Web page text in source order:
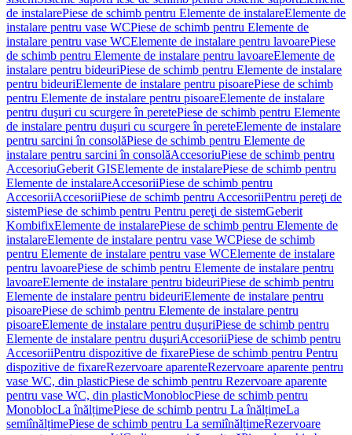
de instalarePiese de schimb pentru Elemente de instalareElemente de
instalare pentru vase WCPiese de schimb pentru Elemente de
instalare pentru vase WCElemente de instalare pentru lavoarePiese
de schimb pentru Elemente de instalare pentru lavoareElemente de
instalare pentru bideuriPiese de schimb pentru Elemente de instalare
pentru bideuriElemente de instalare pentru pisoarePiese de schimb
pentru Elemente de instalare pentru pisoareElemente de instalare
pentru duşuri cu scurgere în peretePiese de schimb pentru Elemente
de instalare pentru duşuri cu scurgere în pereteElemente de instalare
pentru sarcini în consolăPiese de schimb pentru Elemente de
instalare pentru sarcini în consolăAccesoriuPiese de schimb pentru
AccesoriuGeberit GISElemente de instalarePiese de schimb pentru
Elemente de instalareAccesoriiPiese de schimb pentru
AccesoriiAccesoriiPiese de schimb pentru AccesoriiPentru pereţi de
sistemPiese de schimb pentru Pentru pereţi de sistemGeberit
KombifixElemente de instalarePiese de schimb pentru Elemente de
instalareElemente de instalare pentru vase WCPiese de schimb
pentru Elemente de instalare pentru vase WCElemente de instalare
pentru lavoarePiese de schimb pentru Elemente de instalare pentru
lavoareElemente de instalare pentru bideuriPiese de schimb pentru
Elemente de instalare pentru bideuriElemente de instalare pentru
pisoarePiese de schimb pentru Elemente de instalare pentru
pisoareElemente de instalare pentru duşuriPiese de schimb pentru
Elemente de instalare pentru duşuriAccesoriiPiese de schimb pentru
AccesoriiPentru dispozitive de fixarePiese de schimb pentru Pentru
dispozitive de fixareRezervoare aparenteRezervoare aparente pentru
vase WC, din plasticPiese de schimb pentru Rezervoare aparente
pentru vase WC, din plasticMonoblocPiese de schimb pentru
MonoblocLa înălțimePiese de schimb pentru La înălțimeLa
semiînălțimePiese de schimb pentru La semiînălțimeRezervoare